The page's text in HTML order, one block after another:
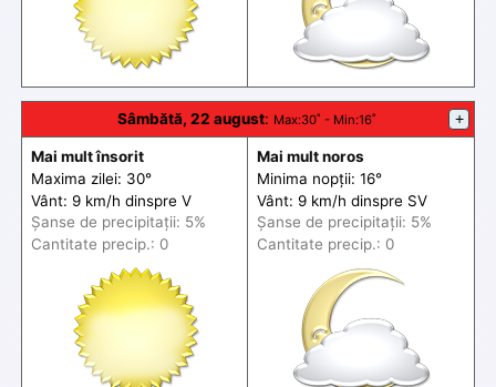
Sâmbătă, 22 august: Max:30˚ - Min:16˚ +
Mai mult însorit
Maxima zilei: 30°
Vânt: 9 km/h dinspre V
Șanse de precipitații: 5%
Cantitate precip.: 0
Mai mult noros
Minima nopții: 16°
Vânt: 9 km/h dinspre SV
Șanse de precipitații: 5%
Cantitate precip.: 0